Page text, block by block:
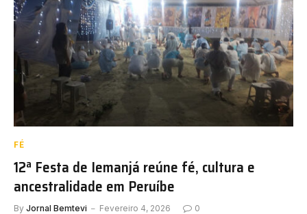
FÉ
12ª Festa de Iemanjá reúne fé, cultura e
ancestralidade em Peruíbe
By Jornal Bemtevi Fevereiro 4, 2026 0